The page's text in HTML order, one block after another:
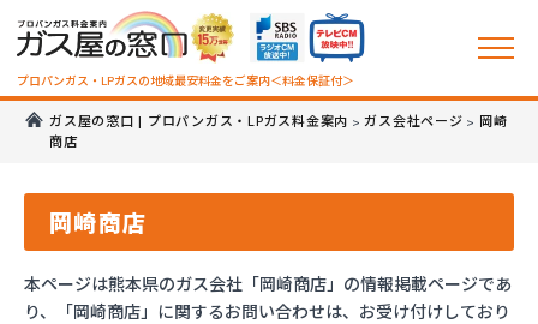
プロパンガス・LPガスの地域最安料金をご案内＜料金保証付＞
ガス屋の窓口 | プロパンガス・LPガス料金案内 >ガス会社ページ > 岡崎
商店
岡崎商店
本ページは熊本県のガス会社「岡崎商店」の情報掲載ページであ
り、「岡崎商店」に関するお問い合わせは、お受け付けしており